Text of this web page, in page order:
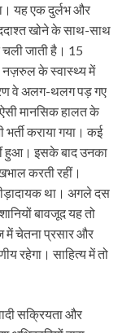
यह एक दुर्लभ और
खोने के साथ-साथ
चली जाती है। 15
के स्वास्थ्य में
वे अलग-थलग पड़ गए
मानसिक हालत के
कराया गया। कई
हुआ। इसके बाद उनका
करती रहीं।
था। अगले दस
बावजूद यह तो
में चेतना प्रसार और
रहेगा। साहित्य में तो
सक्रियता और